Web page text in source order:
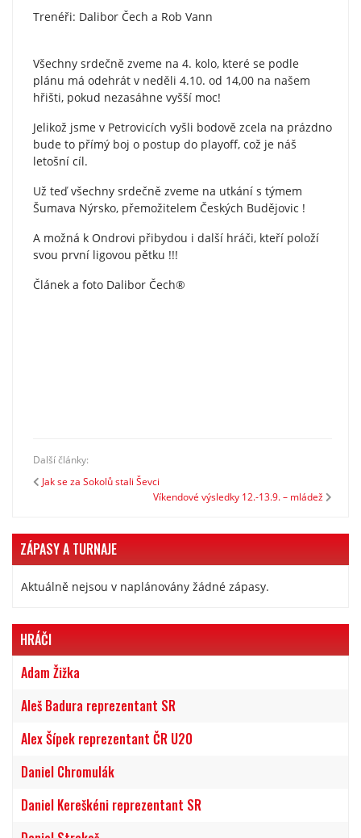
Trenéři: Dalibor Čech a Rob Vann
Všechny srdečně zveme na 4. kolo, které se podle
plánu má odehrát v neděli 4.10. od 14,00 na našem
hřišti, pokud nezasáhne vyšší moc!
Jelikož jsme v Petrovicích vyšli bodově zcela na prázdno
bude to přímý boj o postup do playoff, což je náš
letošní cíl.
Už teď všechny srdečně zveme na utkání s týmem
Šumava Nýrsko, přemožitelem Českých Budějovic !
A možná k Ondrovi přibydou i další hráči, kteří položí
svou první ligovou pětku !!!
Článek a foto Dalibor Čech®
Další články:
Jak se za Sokolů stali Ševci
Víkendové výsledky 12.-13.9. – mládež
ZÁPASY A TURNAJE
Aktuálně nejsou v naplánovány žádné zápasy.
HRÁČI
Adam Žižka
Aleš Badura reprezentant SR
Alex Šípek reprezentant ČR U20
Daniel Chromulák
Daniel Kereškéni reprezentant SR